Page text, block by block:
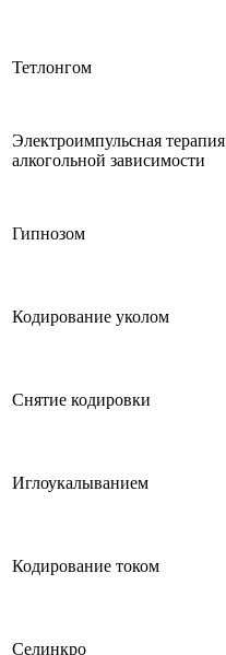
Тетлонгом
Электроимпульсная терапия
алкогольной зависимости
Гипнозом
Кодирование уколом
Снятие кодировки
Иглоукалыванием
Кодирование током
Селинкро